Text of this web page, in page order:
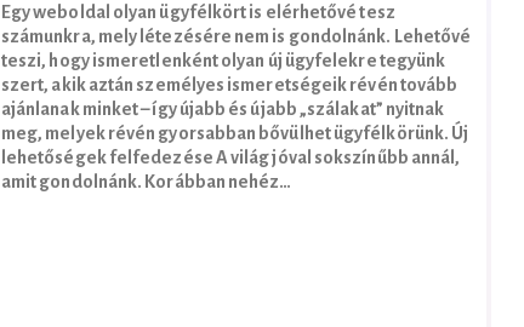
Egy weboldal olyan ügyfélkört is elérhetővé tesz
számunkra, mely létezésére nem is gondolnánk. Lehetővé
teszi, hogy ismeretlenként olyan új ügyfelekre tegyünk
szert, akik aztán személyes ismeretségeik révén tovább
ajánlanak minket – így újabb és újabb „szálakat” nyitnak
meg, melyek révén gyorsabban bővülhet ügyfélkörünk. Új
lehetőségek felfedezése A világ jóval sokszínűbb annál,
amit gondolnánk. Korábban nehéz…